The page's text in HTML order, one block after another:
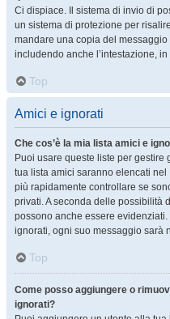
Ci dispiace. Il sistema di invio di
un sistema di protezione per
mandare una copia del
includendo anche l’intestazione,
Top
Amici e ignorati
Che cos’è la mia lista amici e
Puoi usare queste liste per
tua lista amici saranno elencati
più rapidamente controllare se
privati. A seconda delle possibilità
possono anche essere
ignorati, ogni suo messaggio sarà
Top
Come posso aggiungere o
ignorati?